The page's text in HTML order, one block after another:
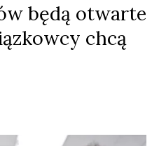
będą otwarte
chcą